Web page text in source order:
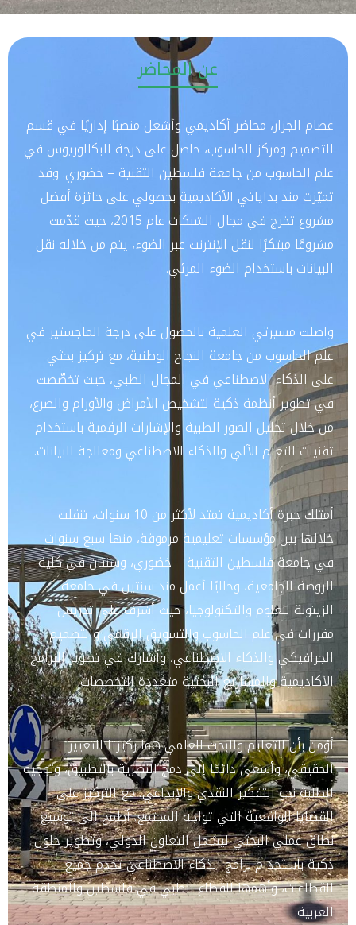
عن المحاضر
عصام الجزار، محاضر أكاديمي وأشغل منصبًا إداريًا في قسم
التصميم ومركز الحاسوب، حاصل على درجة البكالوريوس في
علم الحاسوب من جامعة فلسطين التقنية – خضوري. وقد
تميّزت منذ بداياتي الأكاديمية بحصولي على جائزة أفضل
مشروع تخرج في مجال الشبكات عام 2015، حيث قدّمت
مشروعًا مبتكرًا لنقل الإنترنت عبر الضوء، يتم من خلاله نقل
البيانات باستخدام الضوء المرئي.
واصلت مسيرتي العلمية بالحصول على درجة الماجستير في
علم الحاسوب من جامعة النجاح الوطنية، مع تركيز بحثي
على الذكاء الاصطناعي في المجال الطبي، حيث تخصّصت
في تطوير أنظمة ذكية لتشخيص الأمراض والأورام والصرع،
من خلال تحليل الصور الطبية والإشارات الرقمية باستخدام
تقنيات التعلم الآلي والذكاء الاصطناعي ومعالجة البيانات.
أمتلك خبرة أكاديمية تمتد لأكثر من 10 سنوات، تنقلت
خلالها بين مؤسسات تعليمية مرموقة، منها سبع سنوات
في جامعة فلسطين التقنية – خضوري، وسنتان في كلية
الروضة الجامعية، وحاليًا أعمل منذ سنتين في جامعة
الزيتونة للعلوم والتكنولوجيا، حيث أشرف على تدريس
مقررات في علم الحاسوب والتسويق الرقمي والتصميم
الجرافيكي والذكاء الاصطناعي، وأشارك في تطوير البرامج
الأكاديمية والمشاريع البحثية متعددة التخصصات.
أؤمن بأن التعليم والبحث العلمي هما ركيزتا التغيير
الحقيقي، وأسعى دائمًا إلى دمج النظرية بالتطبيق، وتوجيه
الطلبة نحو التفكير النقدي والإبداعي، مع التركيز على
القضايا الواقعية التي تواجه المجتمع. أطمح إلى توسيع
نطاق عملي البحثي ليشمل التعاون الدولي، وتطوير حلول
ذكية باستخدام برامج الذكاء الاصطناعي تخدم جميع
القطاعات، وأهمها القطاع الطبي في فلسطين والمنطقة
العربية.